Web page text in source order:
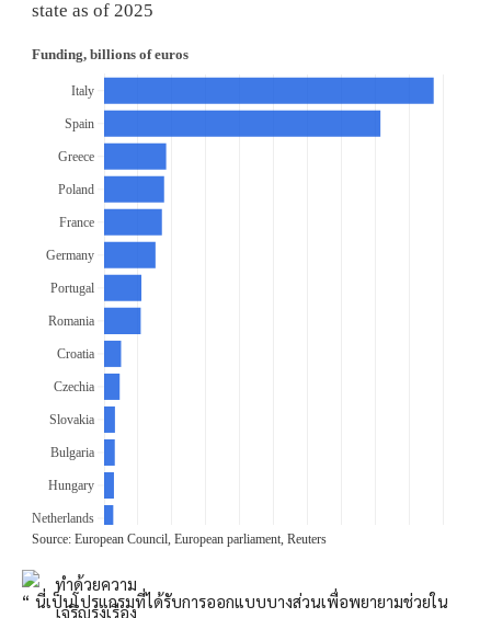
“ นี่เป็นโปรแกรมที่ได้รับการออกแบบบางส่วนเพื่อพยายามช่วยใน